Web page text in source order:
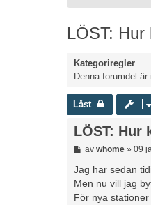
LÖST:
Kategoriregler
Denna forumdel
Låst
LÖST: Hur
l
ä
g
g
av whome» 09
Jag har sedan
Men nu vill jag
För nya